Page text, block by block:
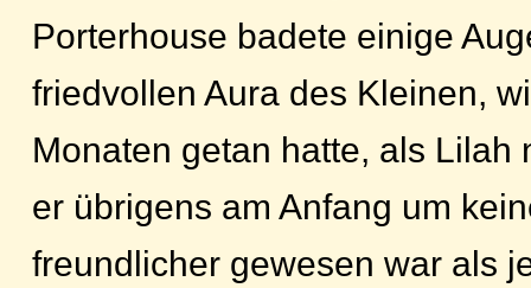
Porterhouse badete einige
friedvollen Aura des Kleinen,
Monaten getan hatte, als Lilah
er übrigens am Anfang um
freundlicher gewesen war als